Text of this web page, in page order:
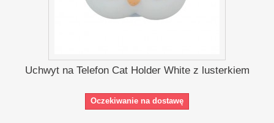
Uchwyt na Telefon Cat Holder White z lusterkiem
Oczekiwanie na dostawę